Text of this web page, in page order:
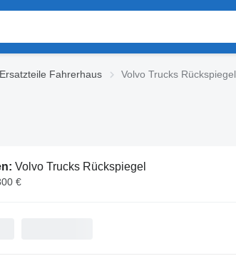
Fahrerhaus Volvo Trucks Rückspiegel
Volvo Trucks Rückspiegel
€